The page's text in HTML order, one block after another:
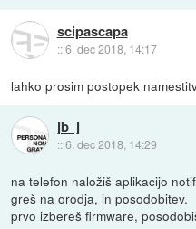
scipascapa
::6. dec 2018, 14:17
lahko prosim postopek
jb_j
::6. dec 2018, 14:29
na telefon naložiš aplikacijo
greš na orodja, in posodobitev.
prvo izbereš firmware,